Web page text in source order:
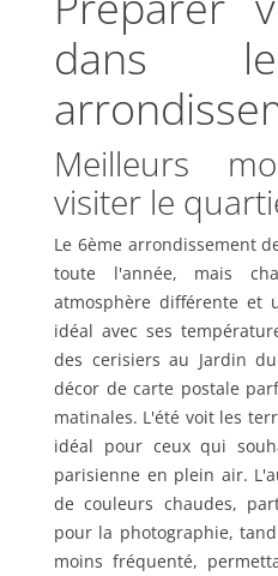
dans
Meilleurs
visiter le
Le 6ème arrondissement
toute l'année, mais
atmosphère différente et
idéal avec ses
des cerisiers au Jardin
décor de carte postale
matinales. L'été voit les
idéal pour ceux qui
parisienne en plein air.
de couleurs chaudes,
pour la photographie,
moins fréquenté,